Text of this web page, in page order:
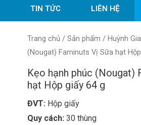
TIN TỨC LIÊN HỆ
Trang chủ / Sản phẩm / Huỳnh Gia
(Nougat) Faminuts Vị Sữa hạt
Kẹo hạnh phúc (Nougat)
hạt Hộp giấy 64 g
ĐVT: Hộp giấy
Quy cách: 30 thùng